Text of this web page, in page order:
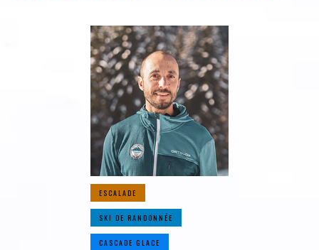
ESCALADE
SKI DE RANDONNÉE
CASCADE GLACE